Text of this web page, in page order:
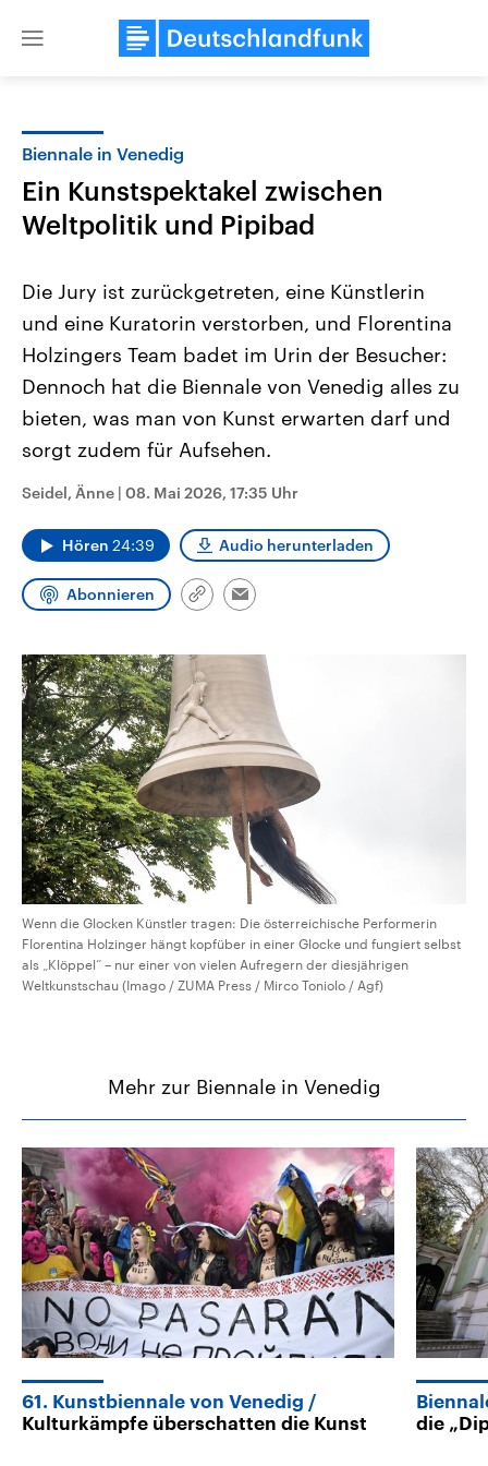
Close
Landtagswahl Sachsen-Anhalt
2026
Alle Informationen
Sachsen-Anhalt wählt am 6.
September 2026 einen neuen
Bundesland von einer Koalition aus
CDU, SPD und FDP regiert.-
Wahlprogramme, aktuelle Berichte
und Hintergründe zu den Parteien
Wahl.
USA
Aktuelle Beiträge,
Hintergründe
aktuelle Weltgeschehen.
Sendungen Programm Podcasts
Audio-Archiv
Biennale in Venedig
Ein Kunstspektakel zwischen
Weltpolitik und Pipibad
Die Jury ist zurückgetreten, eine Künstlerin
und eine Kuratorin verstorben, und Florentina
Holzingers Team badet im Urin der Besucher:
Dennoch hat die Biennale von Venedig alles zu
bieten, was man von Kunst erwarten darf und
sorgt zudem für Aufsehen.
Seidel, Änne | 08. Mai 2026, 17:35 Uhr
Hören 24:39 Audio herunterladen
Abonnieren
Link
Email
Wenn die Glocken Künstler tragen: Die österreichische Performerin
Florentina Holzinger hängt kopfüber in einer Glocke und fungiert selbst
als „Klöppel“ – nur einer von vielen Aufregern der diesjährigen
Weltkunstschau (Imago / ZUMA Press / Mirco Toniolo / Agf)
Mehr zur Biennale in Venedig
61. Kunstbiennale von Venedig
Kulturkämpfe überschatten die Kunst
die